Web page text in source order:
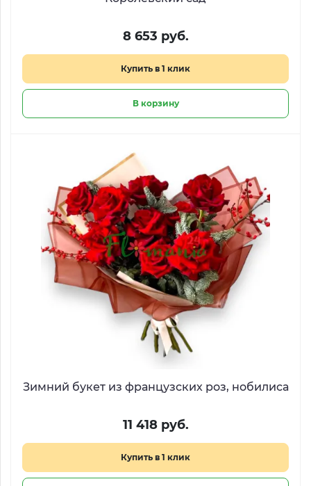
8 653 руб.
Купить в 1 клик
В корзину
Зимний букет из французских роз, нобилиса
11 418 руб.
Купить в 1 клик